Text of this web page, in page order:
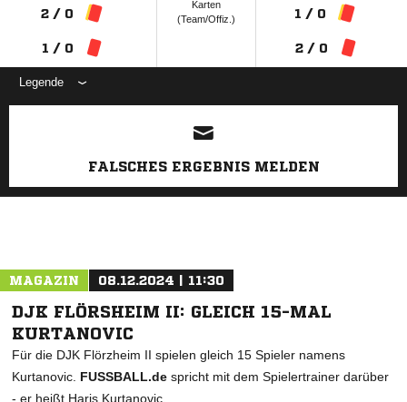
2 / 0
1 / 0
Karten
(Team/Offiz.)
1 / 0
2 / 0
Legende
ANZEIGE
FALSCHES ERGEBNIS MELDEN
MAGAZIN 08.12.2024 | 11:30
DJK FLÖRSHEIM II: GLEICH 15-MAL
KURTANOVIC
Für die DJK Flörzheim II spielen gleich 15 Spieler namens
Kurtanovic. FUSSBALL.de spricht mit dem Spielertrainer darüber
- er heißt Haris Kurtanovic.